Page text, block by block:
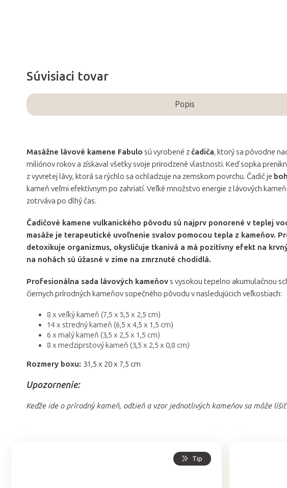
Súvisiaci tovar
Tip
Popis
Masážne lávové kamene Fabulo sú vyrobené zčadiča, ktorý sa pôvodne
miliónov rokov a získaval všetky svoje prirodzené vlastnosti. Keď sopka
z vyvretej lávy, ktorá sa rýchlo sa ochladzuje na zemskom povrchu. Čadič je
kameň veľmi efektívnym po zahriatí. Veľké množstvo energie z lávových
zotrváva po dlhý čas.
Čadičové kamene vulkanického pôvodu sú najprv ponorené v teplej
masáže je terapeutické uvoľnenie svalov pomocou tepla z kameňov.
detoxikuje organizmus, okysličuje tkanivá a má pozitívny efekt na
na nohách sú úžasné v zime na zmrznuté chodidlá.
Profesionálna sada lávových kameňov s vysokou tepelno akumulačnou
čiernych prírodných kameňov sopečného pôvodu v nasledujúcich veľkostiach:
8 x veľký kameň (7,5 x 5,5 x 2,5 cm)
14 x stredný kameň (6,5 x 4,5 x 1,5 cm)
6 x malý kameň (3,5 x 2,5 x 1,5 cm)
8 x medziprstový kameň (3,5 x 2,5 x 0,8 cm)
Rozmery boxu: 31,5 x 20 x 7,5 cm
Upozornenie:
Keďže ide o prírodný kameň, odtieň a vzor jednotlivých kameňov sa môže